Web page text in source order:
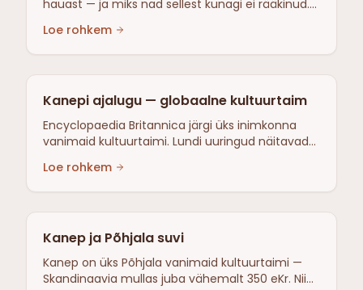
hauast — ja miks nad sellest kunagi ei rääkinud.
kaheteistkümne tuhande aasta taha.
Loe rohkem
Kanepi ajalugu — globaalne kultuurtaim
Encyclopaedia Britannica järgi üks inimkonna
vanimaid kultuurtaimi. Lundi uuringud näitavad
laev tõestab põhjamaist kohalolu.
Loe rohkem
Kanep ja Põhjala suvi
Kanep on üks Põhjala vanimaid kultuurtaimi —
Skandinaavia mullas juba vähemalt 350 eKr. Nii